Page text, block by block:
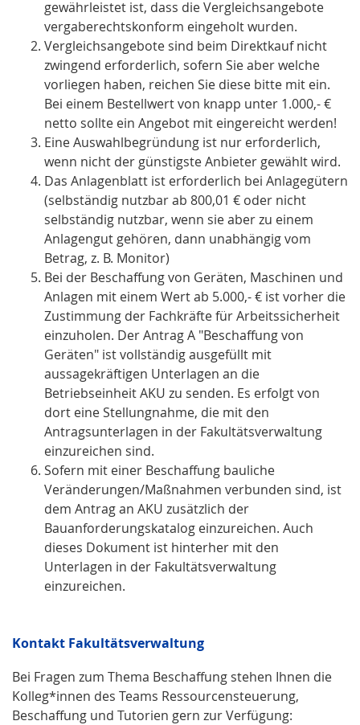
gewährleistet ist, dass die Vergleichsangebote
vergaberechtskonform eingeholt wurden.
Vergleichsangebote sind beim Direktkauf nicht
zwingend erforderlich, sofern Sie aber welche
vorliegen haben, reichen Sie diese bitte mit ein.
Bei einem Bestellwert von knapp unter 1.000,- €
netto sollte ein Angebot mit eingereicht werden!
Eine Auswahlbegründung ist nur erforderlich,
wenn nicht der günstigste Anbieter gewählt wird.
Das Anlagenblatt ist erforderlich bei Anlagegütern
(selbständig nutzbar ab 800,01 € oder nicht
selbständig nutzbar, wenn sie aber zu einem
Anlagengut gehören, dann unabhängig vom
Betrag, z. B. Monitor)
Bei der Beschaffung von Geräten, Maschinen und
Anlagen mit einem Wert ab 5.000,- € ist vorher die
Zustimmung der Fachkräfte für Arbeitssicherheit
einzuholen. Der Antrag A "Beschaffung von
Geräten" ist vollständig ausgefüllt mit
aussagekräftigen Unterlagen an die
Betriebseinheit AKU zu senden. Es erfolgt von
dort eine Stellungnahme, die mit den
Antragsunterlagen in der Fakultätsverwaltung
einzureichen sind.
Sofern mit einer Beschaffung bauliche
Veränderungen/Maßnahmen verbunden sind, ist
dem Antrag an AKU zusätzlich der
Bauanforderungskatalog einzureichen. Auch
dieses Dokument ist hinterher mit den
Unterlagen in der Fakultätsverwaltung
einzureichen.
Kontakt Fakultätsverwaltung
Bei Fragen zum Thema Beschaffung stehen Ihnen die
Kolleg*innen des Teams Ressourcensteuerung,
Beschaffung und Tutorien gern zur Verfügung: